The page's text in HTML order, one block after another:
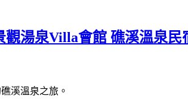
觀湯泉Villa會館 礁溪溫泉
溪溫泉之旅。